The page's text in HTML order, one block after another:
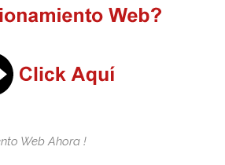
Web Ahora !